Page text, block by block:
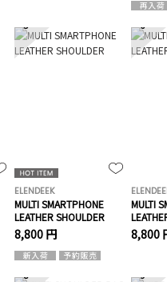
5
ELENDEEK
MULTI SMARTPHONE
LEATHER SHOULDER
8,800 円
6
MULTI
8,800
8 9